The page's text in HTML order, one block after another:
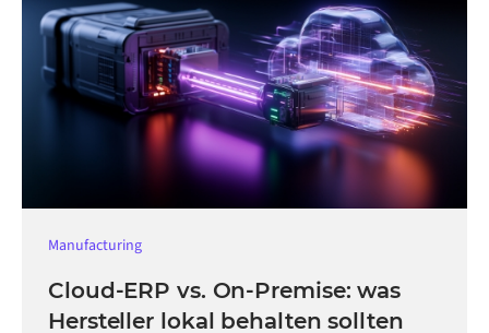
Manufacturing
Cloud-ERP vs. On-Premise: was
Hersteller lokal behalten sollten